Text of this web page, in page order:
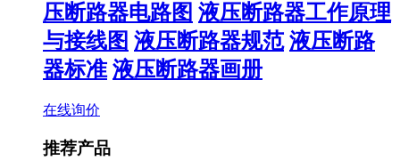
压断路器电路图 液压断路器工作原理
与接线图 液压断路器规范 液压断路
器标准 液压断路器画册
在线询价
推荐产品